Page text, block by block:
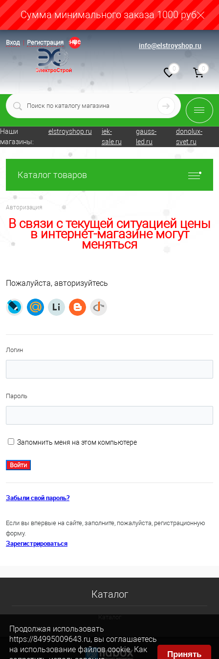
Cумма минимального заказа 1000 руб.
Вход Регистрация
Определение info@elstroyshop.ru
0 0
Наши
магазины:
elstroyshop.ru
iek-
sale.ru
gauss-
led.ru
donolux-
svet.ru
Каталог товаров
Авторизация
В связи с текущей ситуацией цены
в интернет-магазине могут
меняться
Пожалуйста, авторизуйтесь
Логин
Пароль
Запомнить меня на этом компьютере
Забыли свой пароль?
Если вы впервые на сайте, заполните, пожалуйста, регистрационную
форму.
Зарегистрироваться
Каталог
Продолжая использовать
https://84995009643.ru, вы соглашаетесь
на использование файлов cookie. Как
Принять